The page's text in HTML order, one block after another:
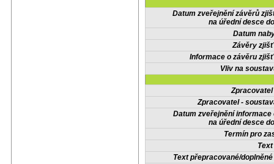
Datum zveřejnění závěrů
na úřední desce
Datum
Závěry
Informace o závěru
Vliv na
Zpracovatel -
Datum zveřejnění informace
na úřední desce
Termín pro
Text přepracované/